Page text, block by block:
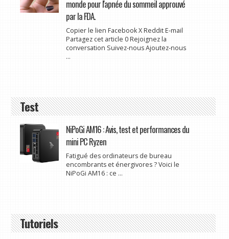
monde pour l'apnée du sommeil approuvé
par la FDA.
Copier le lien Facebook X Reddit E-mail
Partagez cet article 0 Rejoignez la
conversation Suivez-nous Ajoutez-nous
...
Test
NiPoGi AM16 : Avis, test et performances du
mini PC Ryzen
Fatigué des ordinateurs de bureau
encombrants et énergivores ? Voici le
NiPoGi AM16 : ce ...
Tutoriels